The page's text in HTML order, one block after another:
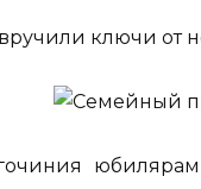
ключи от